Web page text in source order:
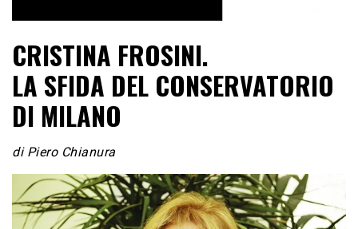
CRISTINA FROSINI.
LA SFIDA DEL CONSERVATORIO
DI MILANO
di Piero Chianura